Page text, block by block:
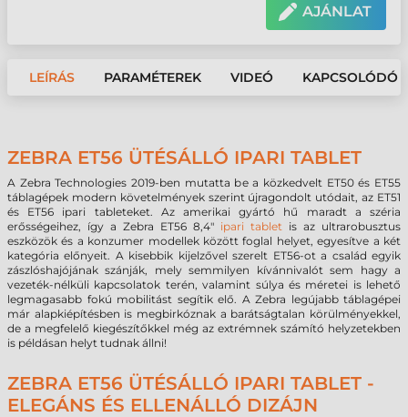
AJÁNLAT
LEÍRÁS PARAMÉTEREK VIDEÓ KAPCSOLÓDÓ
ZEBRA ET56 ÜTÉSÁLLÓ IPARI TABLET
A Zebra Technologies 2019-ben mutatta be a közkedvelt ET50 és ET55
táblagépek modern követelmények szerint újragondolt utódait, az ET51
és ET56 ipari tableteket. Az amerikai gyártó hű maradt a széria
erősségeihez, így a Zebra ET56 8,4" ipari tablet is az ultrarobusztus
eszközök és a konzumer modellek között foglal helyet, egyesítve a két
kategória előnyeit. A kisebbik kijelzővel szerelt ET56-ot a család egyik
zászlóshajójának szánják, mely semmilyen kívánnivalót sem hagy a
vezeték-nélküli kapcsolatok terén, valamint súlya és méretei is lehető
legmagasabb fokú mobilitást segítik elő. A Zebra legújabb táblagépei
már alapkiépítésben is megbirkóznak a barátságtalan körülményekkel,
de a megfelelő kiegészítőkkel még az extrémnek számító helyzetekben
is példásan helyt tudnak állni!
ZEBRA ET56 ÜTÉSÁLLÓ IPARI TABLET -
ELEGÁNS ÉS ELLENÁLLÓ DIZÁJN